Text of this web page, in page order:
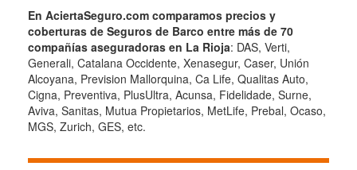
En AciertaSeguro.com comparamos precios y
coberturas de Seguros de Barco entre más de 70
compañías aseguradoras en La Rioja: DAS, Verti,
Generali, Catalana Occidente, Xenasegur, Caser, Unión
Alcoyana, Prevision Mallorquina, Ca Life, Qualitas Auto,
Cigna, Preventiva, PlusUltra, Acunsa, Fidelidade, Surne,
Aviva, Sanitas, Mutua Propietarios, MetLife, Prebal, Ocaso,
MGS, Zurich, GES, etc.